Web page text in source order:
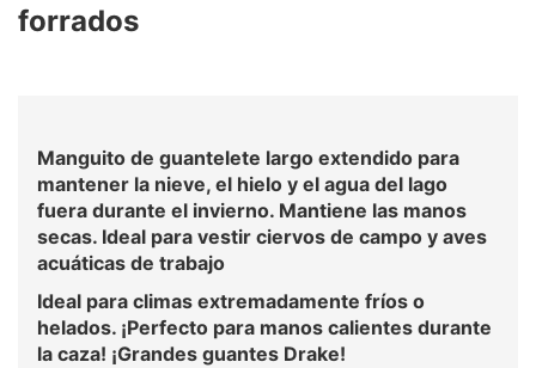
forrados
Manguito de guantelete largo extendido para
mantener la nieve, el hielo y el agua del lago
fuera durante el invierno. Mantiene las manos
secas. Ideal para vestir ciervos de campo y aves
acuáticas de trabajo
Ideal para climas extremadamente fríos o
helados. ¡Perfecto para manos calientes durante
la caza! ¡Grandes guantes Drake!